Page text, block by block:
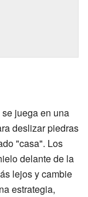
juega en una
deslizar piedras
"casa". Los
delante de la
lejos y cambie
estrategia,